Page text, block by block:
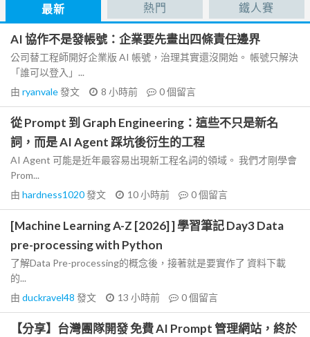
最新 熱門 鐵人賽
AI 協作不是發帳號：企業要先畫出四條責任邊界
公司替工程師開好企業版 AI 帳號，治理其實還沒開始。 帳號只解決
「誰可以登入」...
由 ryanvale發文 8 小時前 0個留言
從 Prompt 到 Graph Engineering：這些不只是新名
詞，而是 AI Agent 踩坑後衍生的工程
AI Agent 可能是近年最容易出現新工程名詞的領域。 我們才剛學會
Prom...
由 hardness1020發文 10 小時前 0個留言
[Machine Learning A-Z [2026] ] 學習筆記 Day3 Data
pre-processing with Python
了解Data Pre-processing的概念後，接著就是要實作了 資料下載
的...
由 duckravel48 發文 13 小時前 0個留言
【分享】台灣團隊開發 免費 AI Prompt 管理網站，終於